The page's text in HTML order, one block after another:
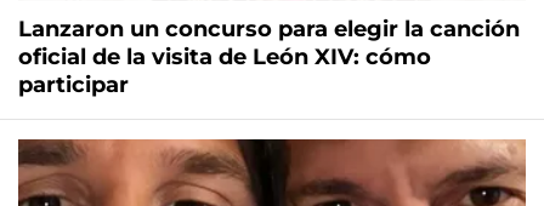
Lanzaron un concurso para elegir la canción
oficial de la visita de León XIV: cómo
participar